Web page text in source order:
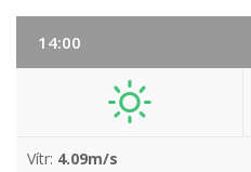
14:00
Vítr: 4.09m/s